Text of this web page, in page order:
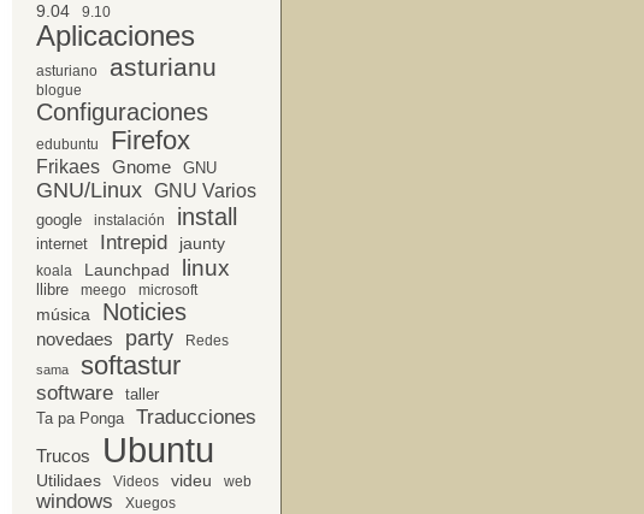
9.04
9.10
Aplicaciones
asturiano asturianu
blogue
Configuraciones
edubuntu Firefox
Frikaes Gnome GNU
GNU/Linux GNU Varios
google instalación install
internet Intrepid jaunty
koala Launchpad linux
llibre meego microsoft
música Noticies
novedaes party Redes
sama softastur
software
taller
Ta pa Ponga
Traducciones
Trucos Ubuntu
Utilidaes Videos videu web
windows Xuegos